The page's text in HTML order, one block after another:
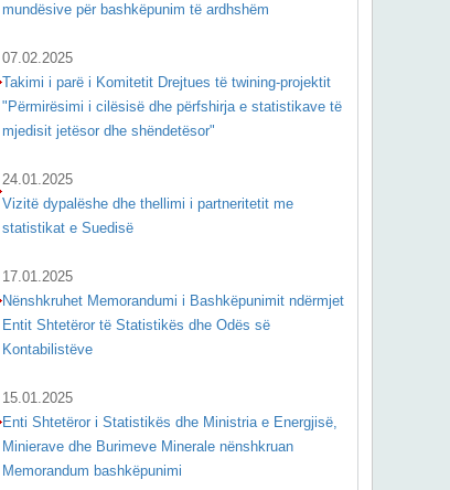
mundësive për bashkëpunim të ardhshëm
07.02.2025
Takimi i parë i Komitetit Drejtues të twining-projektit
"Përmirësimi i cilësisë dhe përfshirja e statistikave të
mjedisit jetësor dhe shëndetësor"
24.01.2025
Vizitë dypalëshe dhe thellimi i partneritetit me
statistikat e Suedisë
17.01.2025
Nënshkruhet Memorandumi i Bashkëpunimit ndërmjet
Entit Shtetëror të Statistikës dhe Odës së
Kontabilistëve
15.01.2025
Enti Shtetëror i Statistikës dhe Ministria e Energjisë,
Minierave dhe Burimeve Minerale nënshkruan
Memorandum bashkëpunimi